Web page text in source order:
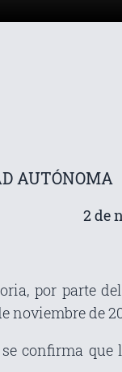
AUTÓNOMA
2 de
por parte
de
se confirma